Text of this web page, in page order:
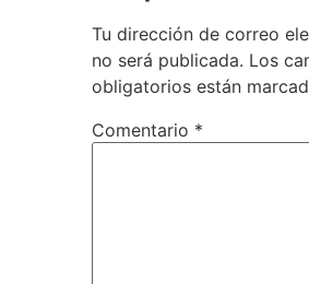
Tu dirección de correo
no será publicada. Los
obligatorios están
Comentario *